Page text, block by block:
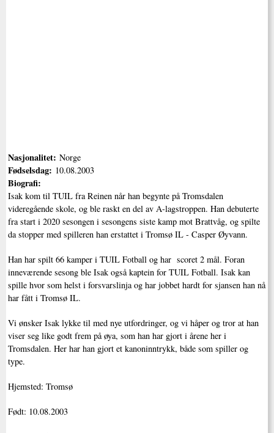
Nasjonalitet: Norge
Fødselsdag: 10.08.2003
Biografi:
Isak kom til TUIL fra Reinen når han begynte på Tromsdalen
videregående skole, og ble raskt en del av A-lagstroppen. Han debuterte
fra start i 2020 sesongen i sesongens siste kamp mot Brattvåg, og spilte
da stopper med spilleren han erstattet i Tromsø IL - Casper Øyvann.
Han har spilt 66 kamper i TUIL Fotball og har scoret 2 mål. Foran
inneværende sesong ble Isak også kaptein for TUIL Fotball. Isak kan
spille hvor som helst i forsvarslinja og har jobbet hardt for sjansen han nå
har fått i Tromsø IL.
Vi ønsker Isak lykke til med nye utfordringer, og vi håper og tror at han
viser seg like godt frem på øya, som han har gjort i årene her i
Tromsdalen. Her har han gjort et kanoninntrykk, både som spiller og
type.
Hjemsted: Tromsø
Født: 10.08.2003